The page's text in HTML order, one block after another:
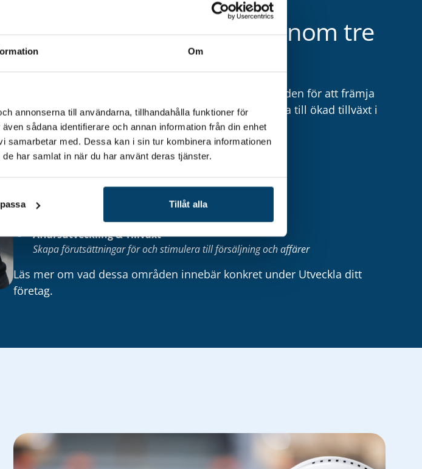
Om
annonserna till användarna, tillhandahålla funktioner för
sådana identifierare och annan information från din enhet
samarbetar med. Dessa kan i sin tur kombinera informationen
har samlat in när du har använt deras tjänster.
Tillåt alla
Värdeskapande insatser inom tre
områden
Techtank fokuserar på följande tre verksamhetsområden för att främja
utvecklingen för industriföretagen och på så sätt bidra till ökad tillväxt i
regionen:
Kompetensutveckling & -försörjning
Ta del av och tillämpa nya material och ny teknik
Affärsutveckling & Tillväxt
Skapa förutsättningar för och stimulera till försäljning och affärer
Läs mer om vad dessa områden innebär konkret under Utveckla ditt
företag.